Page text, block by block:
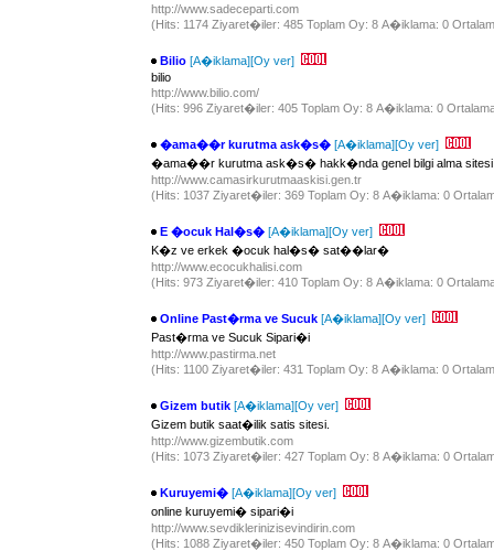
http://www.sadeceparti.com
(Hits: 1174 Ziyaret�iler: 485 Toplam Oy: 8 A�iklama: 0
Bilio [A�iklama][Oy ver]
bilio
http://www.bilio.com/
(Hits: 996 Ziyaret�iler: 405 Toplam Oy: 8 A�iklama: 0
�ama��r kurutma ask�s� [A�iklama][Oy ver]
�ama��r kurutma ask�s� hakk�nda genel bilgi alma sitesi
http://www.camasirkurutmaaskisi.gen.tr
(Hits: 1037 Ziyaret�iler: 369 Toplam Oy: 8 A�iklama: 0
E �ocuk Hal�s� [A�iklama][Oy ver]
K�z ve erkek �ocuk hal�s� sat��lar�
http://www.ecocukhalisi.com
(Hits: 973 Ziyaret�iler: 410 Toplam Oy: 8 A�iklama: 0
Online Past�rma ve Sucuk [A�iklama][Oy ver]
Past�rma ve Sucuk Sipari�i
http://www.pastirma.net
(Hits: 1100 Ziyaret�iler: 431 Toplam Oy: 8 A�iklama: 0
Gizem butik [A�iklama][Oy ver]
Gizem butik saat�ilik satis sitesi.
http://www.gizembutik.com
(Hits: 1073 Ziyaret�iler: 427 Toplam Oy: 8 A�iklama: 0
Kuruyemi� [A�iklama][Oy ver]
online kuruyemi� sipari�i
http://www.sevdiklerinizisevindirin.com
(Hits: 1088 Ziyaret�iler: 450 Toplam Oy: 8 A�iklama: 0